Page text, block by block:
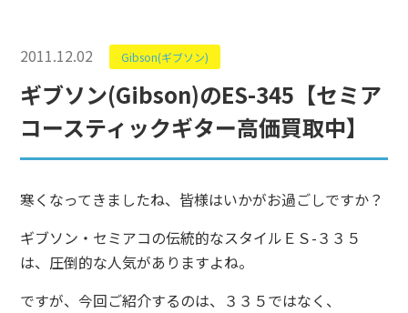
2011.12.02 Gibson(ギブソン)
ギブソン(Gibson)のES-345【セミア
コースティックギター高価買取中】
寒くなってきましたね、皆様はいかがお過ごしですか？
ギブソン・セミアコの伝統的なスタイルＥＳ-３３５
は、圧倒的な人気がありますよね。
ですが、今回ご紹介するのは、３３５ではなく、